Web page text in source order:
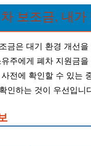
보조금, 내
금은 대기 환경 개선
주에게 폐차 지원금
전에 확인할 수 있는
인하는 것이 우선입니